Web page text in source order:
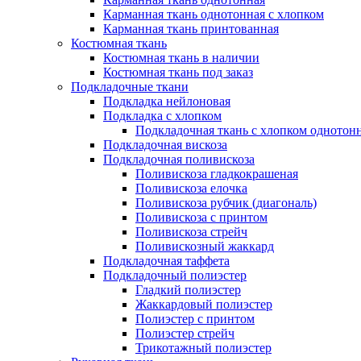
Карманная ткань однотонная с хлопком
Карманная ткань принтованная
Костюмная ткань
Костюмная ткань в наличии
Костюмная ткань под заказ
Подкладочные ткани
Подкладка нейлоновая
Подкладка с хлопком
Подкладочная ткань с хлопком
Подкладочная вискоза
Подкладочная поливискоза
Поливискоза гладкокрашеная
Поливискоза елочка
Поливискоза рубчик (диагональ)
Поливискоза с принтом
Поливискоза стрейч
Поливискозный жаккард
Подкладочная таффета
Подкладочный полиэстер
Гладкий полиэстер
Жаккардовый полиэстер
Полиэстер с принтом
Полиэстер стрейч
Трикотажный полиэстер